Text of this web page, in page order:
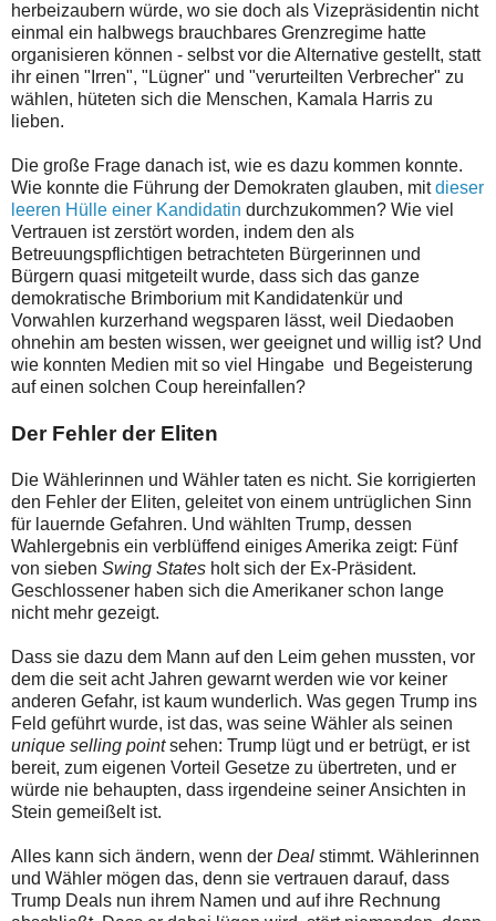
herbeizaubern würde, wo sie doch als Vizepräsidentin nicht
einmal ein halbwegs brauchbares Grenzregime hatte
organisieren können - selbst vor die Alternative gestellt, statt
ihr einen "Irren", "Lügner" und "verurteilten Verbrecher" zu
wählen, hüteten sich die Menschen, Kamala Harris zu
lieben.
Die große Frage danach ist, wie es dazu kommen konnte.
Wie konnte die Führung der Demokraten glauben, mitdieser
leeren Hülle einer Kandidatin durchzukommen? Wie viel
Vertrauen ist zerstört worden, indem den als
Betreuungspflichtigen betrachteten Bürgerinnen und
Bürgern quasi mitgeteilt wurde, dass sich das ganze
demokratische Brimborium mit Kandidatenkür und
Vorwahlen kurzerhand wegsparen lässt, weil Diedaoben
ohnehin am besten wissen, wer geeignet und willig ist? Und
wie konnten Medien mit so viel Hingabe und Begeisterung
auf einen solchen Coup hereinfallen?
Der Fehler der Eliten
Die Wählerinnen und Wähler taten es nicht. Sie korrigierten
den Fehler der Eliten, geleitet von einem untrüglichen Sinn
für lauernde Gefahren. Und wählten Trump, dessen
Wahlergebnis ein verblüffend einiges Amerika zeigt: Fünf
von sieben Swing States holt sich der Ex-Präsident.
Geschlossener haben sich die Amerikaner schon lange
nicht mehr gezeigt.
Dass sie dazu dem Mann auf den Leim gehen mussten, vor
dem die seit acht Jahren gewarnt werden wie vor keiner
anderen Gefahr, ist kaum wunderlich. Was gegen Trump ins
Feld geführt wurde, ist das, was seine Wähler als seinen
unique selling pointsehen: Trump lügt und er betrügt, er ist
bereit, zum eigenen Vorteil Gesetze zu übertreten, und er
würde nie behaupten, dass irgendeine seiner Ansichten in
Stein gemeißelt ist.
Alles kann sich ändern, wenn der Deal stimmt. Wählerinnen
und Wähler mögen das, denn sie vertrauen darauf, dass
Trump Deals nun ihrem Namen und auf ihre Rechnung